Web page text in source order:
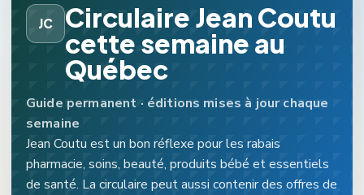
JC
Circulaire Jean Coutu
cette semaine au
Québec
Guide permanent · éditions mises à jour chaque
semaine
Jean Coutu est un bon réflexe pour les rabais
pharmacie, soins, beauté, produits bébé et essentiels
de santé. La circulaire peut aussi contenir des offres de